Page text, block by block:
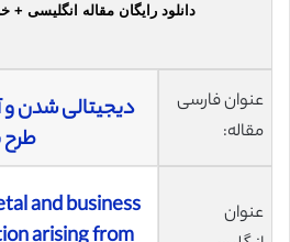
دانلود رایگان مقاله انگلیسی
عنوان فارسی
مقاله:
دیجیتالی‌ شدن و
عنوان
and business